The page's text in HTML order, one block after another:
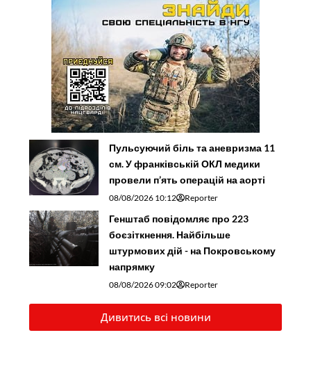
Пульсуючий біль та аневризма 11
см. У франківській ОКЛ медики
провели п’ять операцій на аорті
08/08/2026 10:12 Reporter
Генштаб повідомляє про 223
боєзіткнення. Найбільше
штурмових дій - на Покровському
напрямку
08/08/2026 09:02 Reporter
Дивитись всі новини